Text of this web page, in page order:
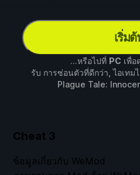
เริ่ม
...หรือไปที่ PC เพื่
รับ การซ่อนตัวที่ดีกว่า, ไอเทม
Plague Tale:
Cheat 3
ข้อมูลเกี่ยวกับ WeMod